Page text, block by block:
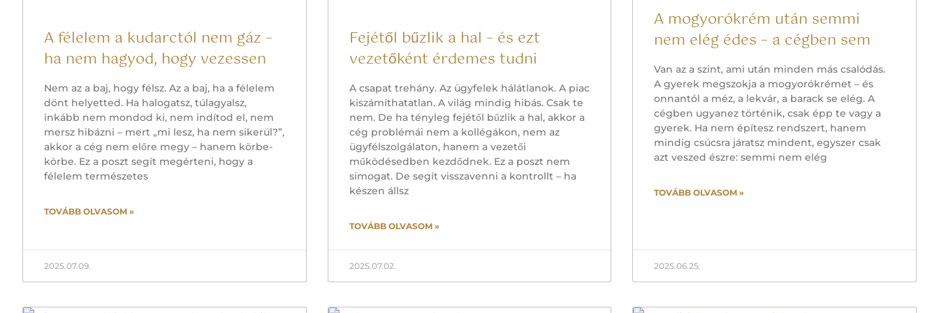
A félelem a kudarctól nem gáz –
ha nem hagyod, hogy vezessen
Nem az a baj, hogy félsz. Az a baj, ha a félelem
dönt helyetted. Ha halogatsz, túlagyalsz,
inkább nem mondod ki, nem indítod el, nem
mersz hibázni – mert „mi lesz, ha nem sikerül?”,
akkor a cég nem előre megy – hanem körbe-
körbe. Ez a poszt segít megérteni, hogy a
félelem természetes
TOVÁBB OLVASOM »
2025.07.09.
Fejétől bűzlik a hal – és ezt
vezetőként érdemes tudni
A csapat trehány. Az ügyfelek hálátlanok. A piac
kiszámíthatatlan. A világ mindig hibás. Csak te
nem. De ha tényleg fejétől bűzlik a hal, akkor a
cég problémái nem a kollégákon, nem az
ügyfélszolgálaton, hanem a vezetői
működésedben kezdődnek. Ez a poszt nem
simogat. De segít visszavenni a kontrollt – ha
készen állsz
TOVÁBB OLVASOM »
2025.07.02.
A mogyorókrém után semmi
nem elég édes – a cégben sem
Van az a szint, ami után minden más csalódás.
A gyerek megszokja a mogyorókrémet – és
onnantól a méz, a lekvár, a barack se elég. A
cégben ugyanez történik, csak épp te vagy a
gyerek. Ha nem építesz rendszert, hanem
mindig csúcsra járatsz mindent, egyszer csak
azt veszed észre: semmi nem elég
TOVÁBB OLVASOM »
2025.06.25.